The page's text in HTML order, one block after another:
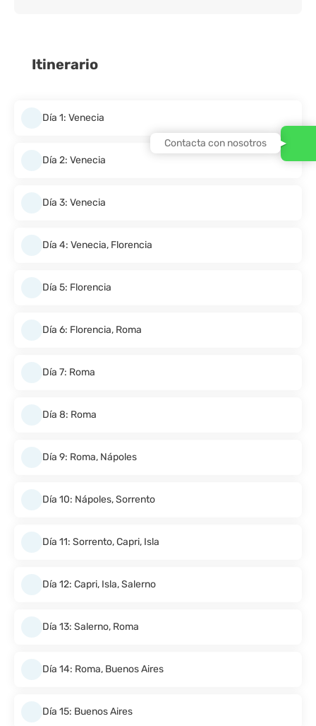
Itinerario
Día 1: Venecia
Día 2: Venecia
Día 3: Venecia
Día 4: Venecia, Florencia
Día 5: Florencia
Día 6: Florencia, Roma
Día 7: Roma
Día 8: Roma
Día 9: Roma, Nápoles
Día 10: Nápoles, Sorrento
Día 11: Sorrento, Capri, Isla
Día 12: Capri, Isla, Salerno
Día 13: Salerno, Roma
Día 14: Roma, Buenos Aires
Día 15: Buenos Aires
Contacta con nosotros